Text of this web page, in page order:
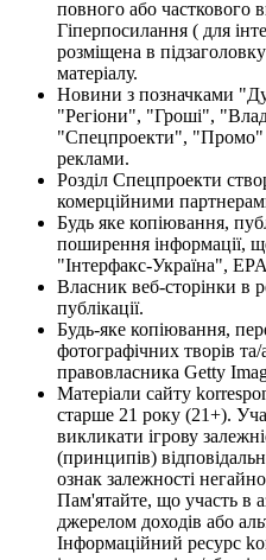
повного або часткового
Гіперпосилання ( для
розміщена в
матеріалу.
Новини з позначками
"Регіони", "Гроші",
"Спецпроекти", "Промо"
реклами.
Розділ Спецпроекти
комерційними
Будь яке копіювання,
поширення інформації,
"Інтерфакс-Україна",
Власник веб-сторінки в
публікації.
Будь-яке копіювання,
фотографічних творів та/
правовласника Getty
Матеріали сайту
старше 21 року (21+).
викликати ігрову
(принципів)
ознак залежності негайно
Пам'ятайте, що участь в
джерелом доходів або
Інформаційний ресурс